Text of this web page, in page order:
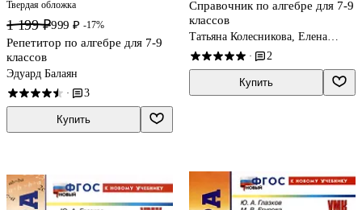
Твердая обложка
1 199 ₽999 ₽ -17%
Репетитор по алгебре для 7-9
классов
Эдуард Балаян
· 3
Купить
Справочник по алгебре для 7-9
классов
Татьяна Колесникова, Елена
Тимофеева
· 2
Купить